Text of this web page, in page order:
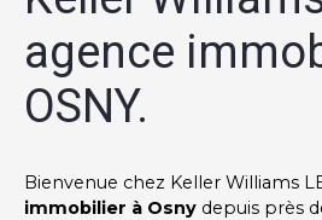
agence
OSNY.
Bienvenue chez Keller Williams
immobilier à Osny depuis près